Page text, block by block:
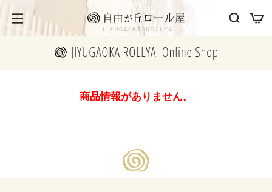
商品情報がありません。